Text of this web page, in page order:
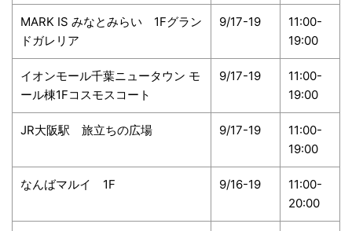
MARK IS みなとみらい 1Fグラン
ドガレリア
9/17-19
11:00-
19:00
イオンモール千葉ニュータウン モ
ール棟1Fコスモスコート
9/17-19
11:00-
19:00
JR大阪駅 旅立ちの広場 9/17-19
11:00-
19:00
なんばマルイ 1F 9/16-19
11:00-
20:00